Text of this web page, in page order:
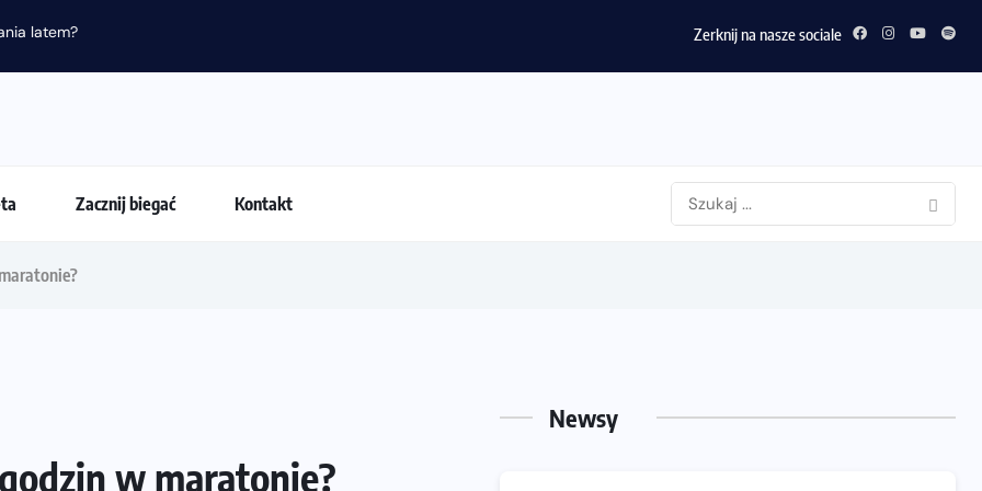
latem? Zerknij na nasze sociale
Zacznij biegać Kontakt
w maratonie?
Newsy